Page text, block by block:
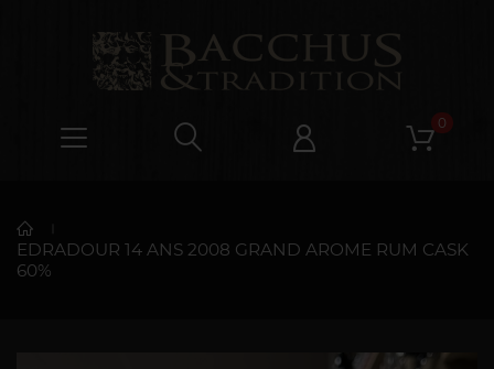
0
EDRADOUR 14 ANS 2008 GRAND AROME RUM CASK
60%